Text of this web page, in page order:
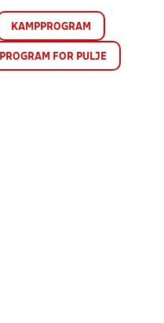
KAMPPROGRAM
FOR PULJE